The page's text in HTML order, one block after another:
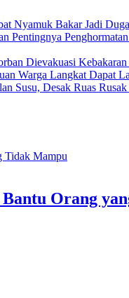
Orang